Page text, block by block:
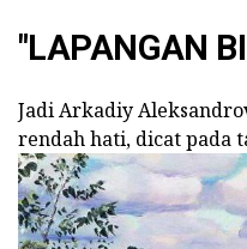
"LAPANGAN
Jadi Arkadiy
rendah hati, dicat pada